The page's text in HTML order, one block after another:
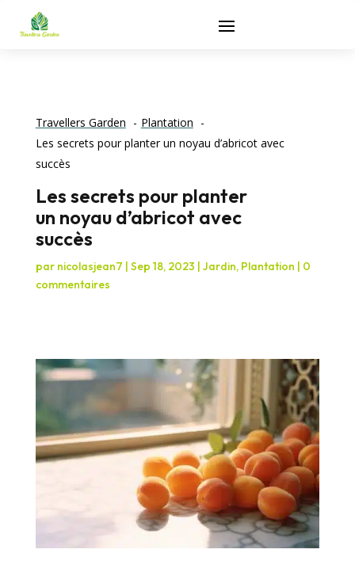
Travellers Garden
Plantation
Les secrets pour planter un noyau d’abricot avec
succès
Les secrets pour planter
un noyau d’abricot avec
succès
par nicolasjean7 | Sep 18, 2023 | Jardin, Plantation | 0
commentaires